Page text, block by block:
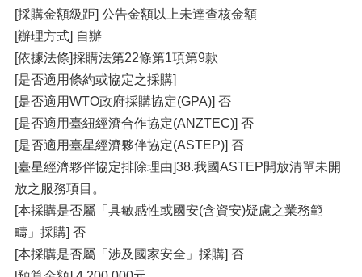
[採購金額級距] 公告金額以上未達查核金額
[辦理方式] 自辦
[依據法條]採購法第22條第1項第9款
[是否適用條約或協定之採購]
[是否適用WTO政府採購協定(GPA)] 否
[是否適用臺紐經濟合作協定(ANZTEC)] 否
[是否適用臺星經濟夥伴協定(ASTEP)] 否
[臺星經濟夥伴協定排除理由]38.我國ASTEP開放清單未開
放之服務項目。
[本採購是否屬「具敏感性或國安(含資安)疑慮之業務範
疇」採購] 否
[本採購是否屬「涉及國家安全」採購] 否